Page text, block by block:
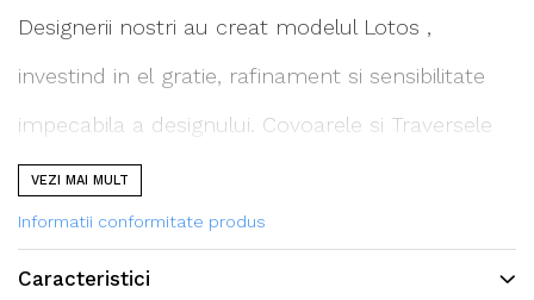
Designerii nostri au creat modelul Lotos ,
investind in el gratie, rafinament si sensibilitate
impecabila a designului. Covoarele si Traversele
Lotos , vor umple casa cu armonie, confort si
liniste.
VEZI MAI MULT
Informatii conformitate produs
Caracteristici